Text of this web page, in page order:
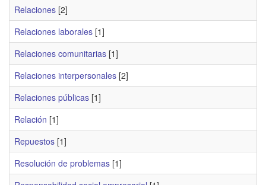
Relaciones [2]
Relaciones laborales [1]
Relaciones comunitarias [1]
Relaciones interpersonales [2]
Relaciones públicas [1]
Relación [1]
Repuestos [1]
Resolución de problemas [1]